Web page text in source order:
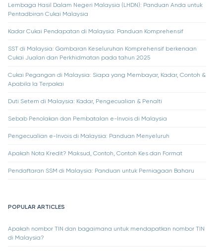
Lembaga Hasil Dalam Negeri Malaysia (LHDN): Panduan Anda untuk
Pentadbiran Cukai Malaysia
Kadar Cukai Pendapatan di Malaysia: Panduan Komprehensif
SST di Malaysia: Gambaran Keseluruhan Komprehensif berkenaan
Cukai Jualan dan Perkhidmatan pada tahun 2025
Cukai Pegangan di Malaysia: Siapa yang Membayar, Kadar, Contoh &
Apabila Ia Terpakai
Duti Setem di Malaysia: Kadar, Pengecualian & Penalti
Sebab Penolakan dan Pembatalan e-Invois di Malaysia
Pengecualian e-Invois di Malaysia: Panduan Menyeluruh
Apakah Nota Kredit? Maksud, Contoh, Contoh Kes dan Format
Pendaftaran SSM di Malaysia: Panduan untuk Perniagaan Baharu
POPULAR ARTICLES
Apakah nombor TIN dan bagaimana untuk mendapatkan nombor TIN
di Malaysia?